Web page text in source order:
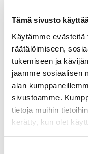
Tämä sivusto
Käytämme
räätälöimiseen,
tukemiseen ja
jaamme sosiaalisen
alan
sivustoamme.
tietoja muihin
kerätty, kun olet